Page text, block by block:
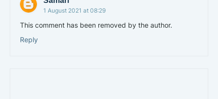
1 August 2021 at 08:29
This comment has been removed by the author.
Reply